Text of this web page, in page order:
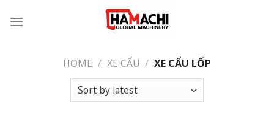
HOME / XE CẨU / XE CẨU LỐP